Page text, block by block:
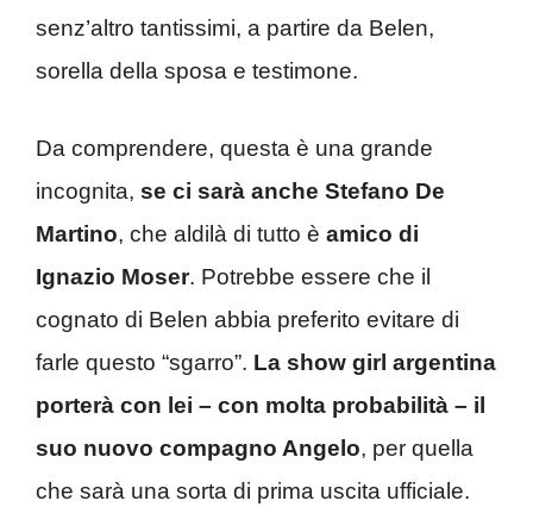
senz’altro tantissimi, a partire da Belen,
sorella della sposa e testimone.
Da comprendere, questa è una grande
incognita, se ci sarà anche Stefano De
Martino, che aldilà di tutto è amico di
Ignazio Moser. Potrebbe essere che il
cognato di Belen abbia preferito evitare di
farle questo “sgarro”. La show girl argentina
porterà con lei – con molta probabilità – il
suo nuovo compagno Angelo, per quella
che sarà una sorta di prima uscita ufficiale.